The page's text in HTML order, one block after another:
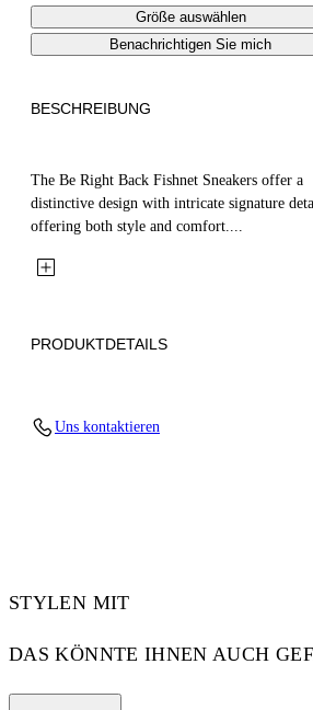
Größe auswählen
Benachrichtigen Sie mich
BESCHREIBUNG
The Be Right Back Fishnet Sneakers offer a
distinctive design with intricate signature
offering both style and comfort....
PRODUKTDETAILS
Synthetic Suede, Outsole: 100% Rubber,
Uns kontaktieren
STYLEN MIT
DAS KÖNNTE IHNEN AUCH